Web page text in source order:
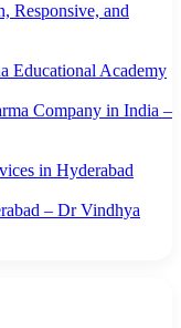
Responsive, and
Educational Academy
Company in India –
in Hyderabad
– Dr Vindhya